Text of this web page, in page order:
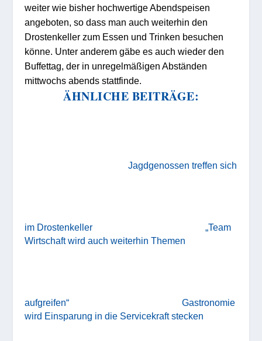
weiter wie bisher hochwertige Abendspeisen
angeboten, so dass man auch weiterhin den
Drostenkeller zum Essen und Trinken besuchen
könne. Unter anderem gäbe es auch wieder den
Buffettag, der in unregelmäßigen Abständen
mittwochs abends stattfinde.
ÄHNLICHE BEITRÄGE:
Jagdgenossen treffen sich
im Drostenkeller
„Team
Wirtschaft wird auch weiterhin Themen
aufgreifen“
Gastronomie
wird Einsparung in die Servicekraft stecken